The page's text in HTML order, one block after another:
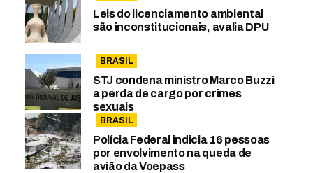
Leis do licenciamento ambiental
são inconstitucionais, avalia DPU
BRASIL
STJ condena ministro Marco Buzzi
a perda de cargo por crimes
sexuais
BRASIL
Polícia Federal indicia 16 pessoas
por envolvimento na queda de
avião da Voepass